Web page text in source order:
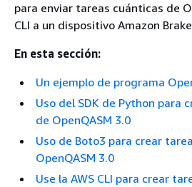
para enviar tareas cuánticas de
CLI a un dispositivo Amazon
En esta sección:
Un ejemplo de programa
Uso del SDK de Python para
de OpenQASM 3.0
Uso de Boto3 para crear
OpenQASM 3.0
Use la AWS CLI para crear